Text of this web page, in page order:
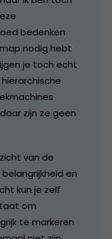
bedenken
nodig hebt
je toch echt
zijn ze geen
van de
en
kun je zelf
om
te markeren